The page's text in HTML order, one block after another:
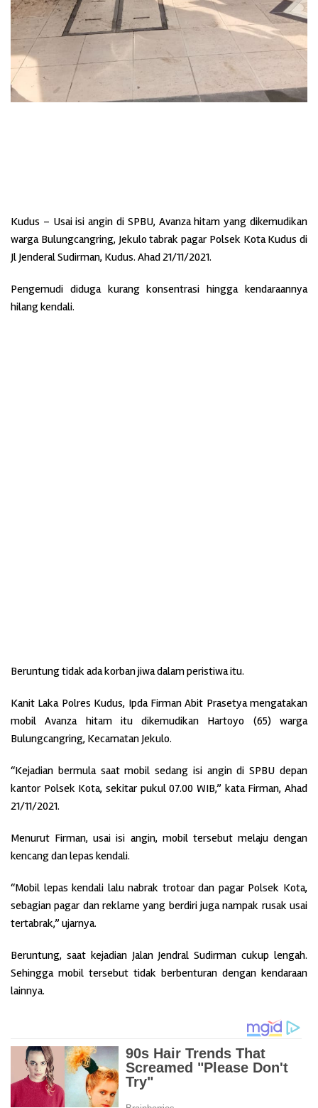
Kudus – Usai isi angin di SPBU, Avanza hitam yang dikemudikan
warga Bulungcangring, Jekulo tabrak pagar Polsek Kota Kudus di
Jl Jenderal Sudirman, Kudus. Ahad 21/11/2021.
Pengemudi diduga kurang konsentrasi hingga kendaraannya
hilang kendali.
Beruntung tidak ada korban jiwa dalam peristiwa itu.
Kanit Laka Polres Kudus, Ipda Firman Abit Prasetya mengatakan
mobil Avanza hitam itu dikemudikan Hartoyo (65) warga
Bulungcangring, Kecamatan Jekulo.
“Kejadian bermula saat mobil sedang isi angin di SPBU depan
kantor Polsek Kota, sekitar pukul 07.00 WIB,” kata Firman, Ahad
21/11/2021.
Menurut Firman, usai isi angin, mobil tersebut melaju dengan
kencang dan lepas kendali.
“Mobil lepas kendali lalu nabrak trotoar dan pagar Polsek Kota,
sebagian pagar dan reklame yang berdiri juga nampak rusak usai
tertabrak,” ujarnya.
Beruntung, saat kejadian Jalan Jendral Sudirman cukup lengah.
Sehingga mobil tersebut tidak berbenturan dengan kendaraan
lainnya.